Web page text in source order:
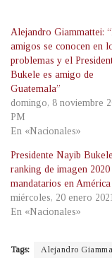
Alejandro Giammattei:
amigos se conocen en
problemas y el
Bukele es amigo de
Guatemala”
domingo, 8 noviembre
PM
En «Nacionales»
Presidente Nayib
ranking de imagen 2020
mandatarios en
miércoles, 20 enero
En «Nacionales»
Tags: Alejandro